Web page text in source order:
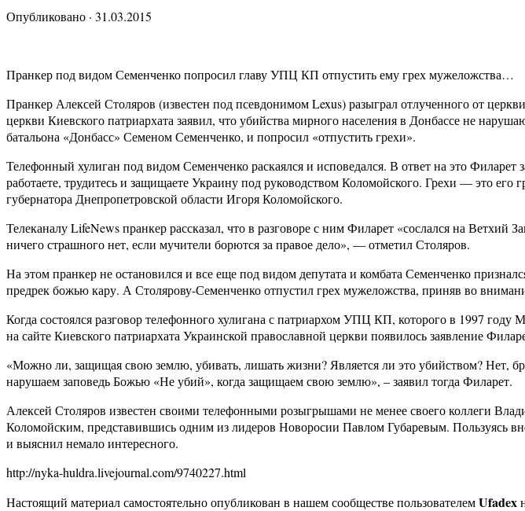
Опубликовано · 31.03.2015
Пранкер под видом Семенченко попросил главу УПЦ КП отпустить ему грех мужеложства…
Пранкер Алексей Столяров (известен под псевдонимом Lexus) разыграл отлученного от
церкви Киевского патриархата заявил, что убийства мирного населения в Донбассе не
батальона «Донбасс» Семеном Семенченко, и попросил «отпустить грехи».
Телефонный хулиган под видом Семенченко раскаялся и исповедался. В ответ на это
работаете, трудитесь и защищаете Украину под руководством Коломойского. Грехи — это
губернатора Днепропетровской области Игоря Коломойского.
Телеканалу LifeNews пранкер рассказал, что в разговоре с ним Филарет «сослался на Ветхий
ничего страшного нет, если мучители борются за правое дело», — отметил Столяров.
На этом пранкер не остановился и все еще под видом депутата и комбата Семенченко
предрек божью кару. А Столярову-Семенченко отпустил грех мужеложства, приняв во
Когда состоялся разговор телефонного хулигана с патриархом УПЦ КП, которого в 1997
на сайте Киевского патриархата Украинской православной церкви появилось заявление
«Можно ли, защищая свою землю, убивать, лишать жизни? Является ли это убийством? Нет,
нарушаем заповедь Божью «Не убий», когда защищаем свою землю», – заявил тогда Филарет.
Алексей Столяров известен своими телефонными розыгрышами не менее своего коллеги
Коломойским, представившись одним из лидеров Новоросии Павлом Губаревым. Пользуясь
и выяснил немало интересного.
http://nyka-huldra.livejournal.com/9740227.html
Настоящий материал самостоятельно опубликован в нашем сообществе пользователемUfadex